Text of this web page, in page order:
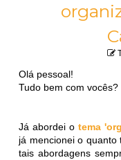
Olá pessoal!
Tudo bem com
Já abordei o tema
já mencionei o
tais abordagens